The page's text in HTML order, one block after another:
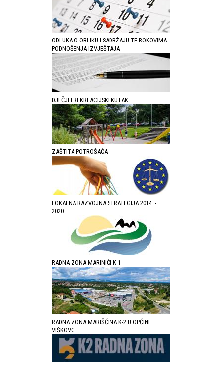
ODLUKA O OBLIKU I SADRŽAJU TE ROKOVIMA
PODNOŠENJA IZVJEŠTAJA
DJEČJI I REKREACIJSKI KUTAK
ZAŠTITA POTROŠAĆA
LOKALNA RAZVOJNA STRATEGIJA 2014. -
2020.
RADNA ZONA MARINIĆI K-1
RADNA ZONA MARIŠĆINA K-2 U OPĆINI
VIŠKOVO